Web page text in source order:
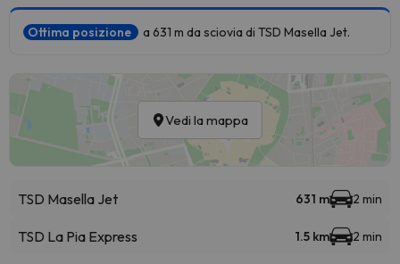
Ottima posizione a 631 m da sciovia di TSD Masella Jet.
Vedi la mappa
TSD Masella Jet 631 m 2 min
TSD La Pia Express 1.5 km 2 min